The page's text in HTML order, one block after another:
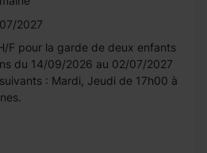
2027
F pour la garde de deux enfants
du 14/09/2026 au 02/07/2027
: Mardi, Jeudi de 17h00 à